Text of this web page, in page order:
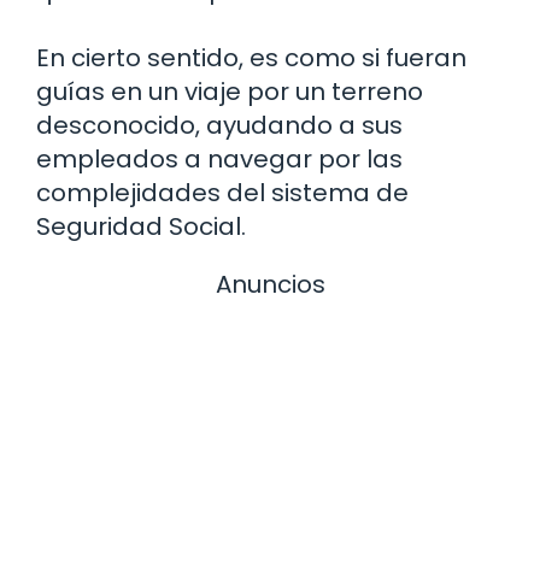
En cierto sentido, es como si fueran
guías en un viaje por un terreno
desconocido, ayudando a sus
empleados a navegar por las
complejidades del sistema de
Seguridad Social.
Anuncios